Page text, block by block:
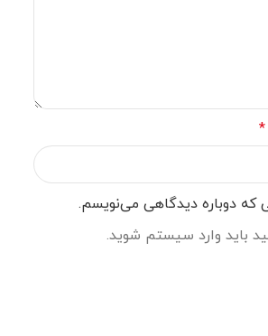
*
که دوباره دیدگاهی می‌نویسم.
باید وارد سیستم شوید.